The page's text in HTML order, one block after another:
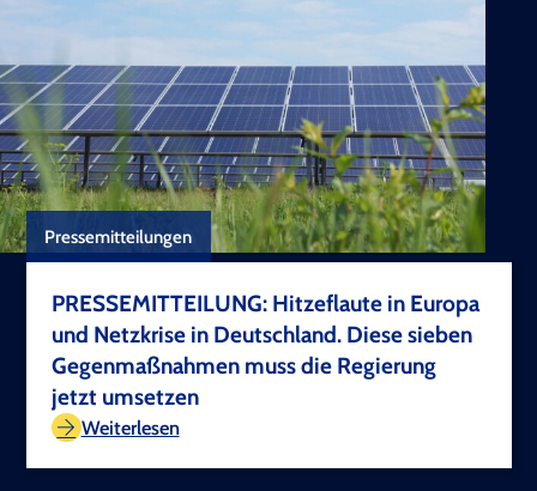
Pressemitteilungen
PRESSEMITTEILUNG: Hitzeflaute in Europa
und Netzkrise in Deutschland. Diese sieben
Gegenmaßnahmen muss die Regierung
jetzt umsetzen
Weiterlesen